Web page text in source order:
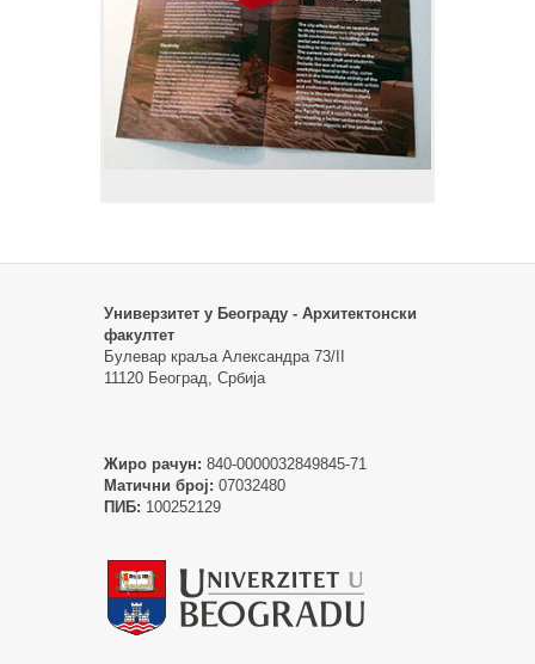
Универзитет у Београду - Архитектонски
факултет
Булевар краља Александра 73/II
11120 Београд, Србија
Жиро рачун: 840-0000032849845-71
Матични број: 07032480
ПИБ: 100252129